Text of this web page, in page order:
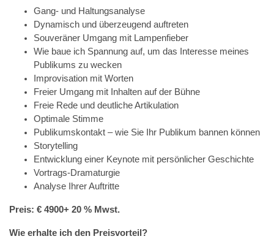
Gang- und Haltungsanalyse
Dynamisch und überzeugend auftreten
Souveräner Umgang mit Lampenfieber
Wie baue ich Spannung auf, um das Interesse meines
Publikums zu wecken
Improvisation mit Worten
Freier Umgang mit Inhalten auf der Bühne
Freie Rede und deutliche Artikulation
Optimale Stimme
Publikumskontakt – wie Sie Ihr Publikum bannen können
Storytelling
Entwicklung einer Keynote mit persönlicher Geschichte
Vortrags-Dramaturgie
Analyse Ihrer Auftritte
Preis: € 4900+ 20 % Mwst.
Wie erhalte ich den Preisvorteil?